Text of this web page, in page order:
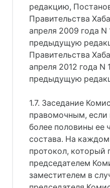
редакцию,
Правительства
апреля 2009 года N
предыдущую
Правительства
апреля 2012 года N
предыдущую
1.7. Заседание
правомочным, если
более половины ее
состава. На
протокол, который
председателем
заместителем в